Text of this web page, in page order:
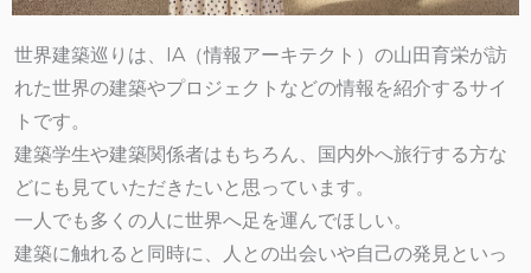
世界建築巡りは、IA（情報アーキテクト）の山田育栄が訪
れた世界の建築やプロジェクトなどの情報を紹介するサイ
トです。
建築学生や建築関係者はもちろん、国内外へ旅行する方な
どにも見ていただきたいと思っています。
一人でも多くの人に世界へ足を運んでほしい。
建築に触れると同時に、人との出会いや自己の発見といっ